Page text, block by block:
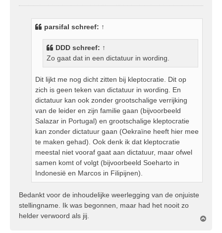
e
parsifal schreef: ↑
DDD schreef: ↑
Zo gaat dat in een dictatuur in wording.
Dit lijkt me nog dicht zitten bij kleptocratie. Dit op
zich is geen teken van dictatuur in wording. En
dictatuur kan ook zonder grootschalige verrijking
van de leider en zijn familie gaan (bijvoorbeeld
Salazar in Portugal) en grootschalige kleptocratie
kan zonder dictatuur gaan (Oekraïne heeft hier mee
te maken gehad). Ook denk ik dat kleptocratie
meestal niet vooraf gaat aan dictatuur, maar ofwel
samen komt of volgt (bijvoorbeeld Soeharto in
Indonesië en Marcos in Filipijnen).
Bedankt voor de inhoudelijke weerlegging van de onjuiste
stellingname. Ik was begonnen, maar had het nooit zo
helder verwoord als jij.